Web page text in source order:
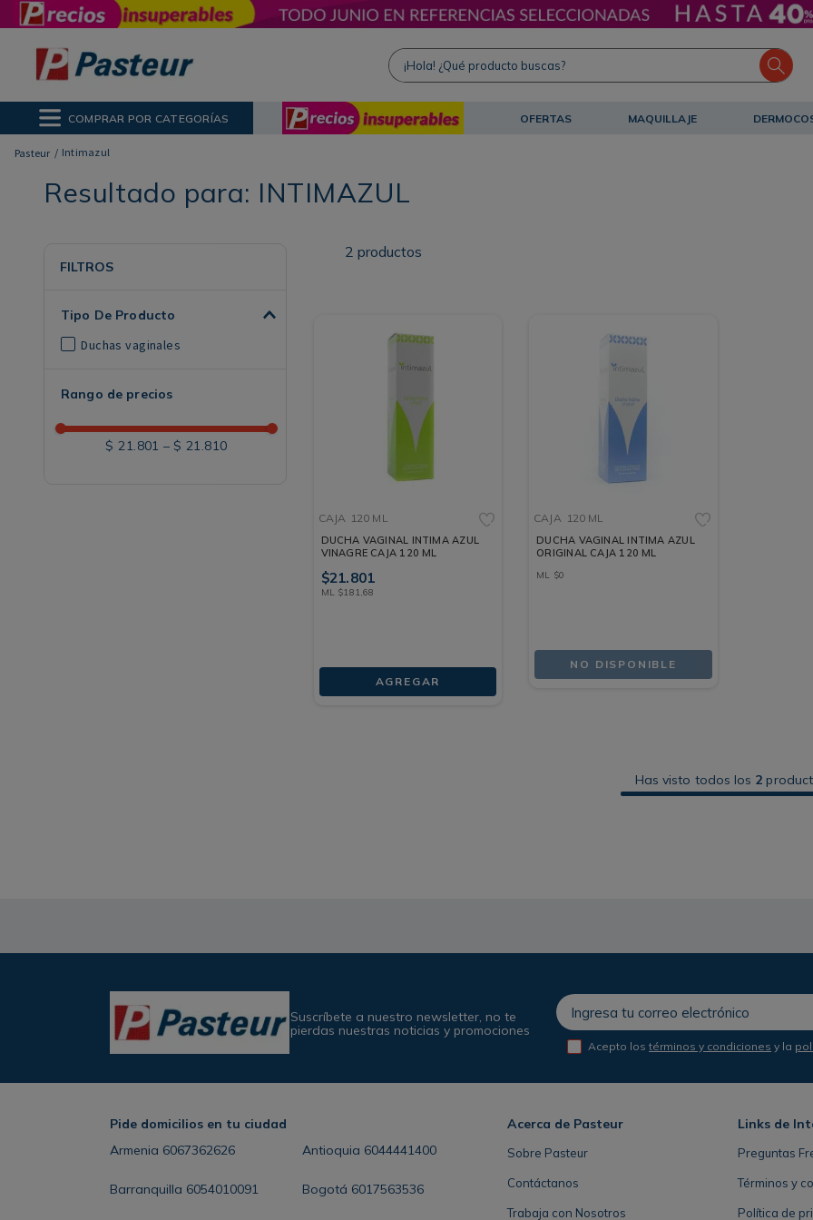
¡Hola! ¿Qué producto buscas?
COMPRAR POR CATEGORÍAS OFERTAS MAQUILLAJE
Intimazul
Resultado para: INTIMAZUL
FILTROS
Tipo De Producto
Duchas vaginales
Rango de precios
$ 21.801 – $ 21.810
2 productos
CAJA 120 ML
DUCHA VAGINAL INTIMA AZUL
VINAGRE CAJA 120 ML
$21.801
ML $181,68
AGREGAR
CAJA 120 ML
DUCHA VAGINAL INTIMA AZUL
ORIGINAL CAJA 120 ML
ML $0
NO DISPONIBLE
Has visto todos los 2
Suscríbete a nuestro newsletter, no te
pierdas nuestras noticias y promociones
Acepto lostérminos y condiciones y la
Pide domicilios en tu ciudad
Armenia 6067362626 Antioquia 6044441400
Barranquilla 6054010091 Bogotá 6017563536
Acerca de Pasteur
Sobre Pasteur
Contáctanos
Trabaja con Nosotros
Links de
Preguntas
Términos y
Política de
MÁS BUSCADOS
Solar